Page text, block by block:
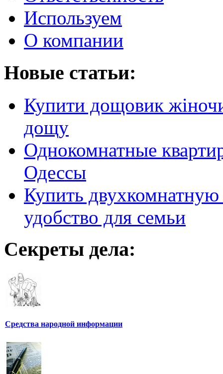
Используем
О компании
Новые статьи:
Купити дощовик
дощу
Однокомнатные
Одессы
Купить
удобство для семьи
Секреты дела:
Средства народной информации